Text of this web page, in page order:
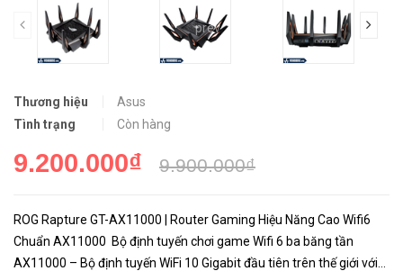
prev
Thương hiệu
Asus
Tình trạng
Còn hàng
9.200.000₫ 9.900.000₫
ROG Rapture GT-AX11000 | Router Gaming Hiệu Năng Cao Wifi6
Chuẩn AX11000 Bộ định tuyến chơi game Wifi 6 ba băng tần
AX11000 – Bộ định tuyến WiFi 10 Gigabit đầu tiên trên thế giới với